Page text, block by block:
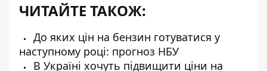
ЧИТАЙТЕ ТАКОЖ:
До яких цін на бензин готуватися у
наступному році: прогноз НБУ
В Україні хочуть підвищити ціни на